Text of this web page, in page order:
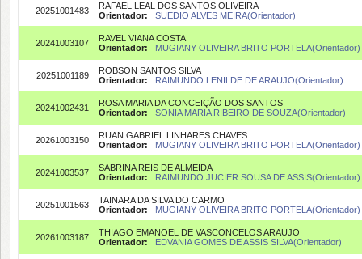
20251001483
RAFAEL LEAL DOS SANTOS OLIVEIRA
Orientador:
SUEDIO ALVES MEIRA(Orientador)
20241003107
RAVEL VIANA COSTA
Orientador:
MUGIANY OLIVEIRA BRITO PORTELA(Orientador)
20251001189
ROBSON SANTOS SILVA
Orientador:
RAIMUNDO LENILDE DE ARAUJO(Orientador)
20241002431
ROSA MARIA DA CONCEIÇÃO DOS SANTOS
Orientador:
SONIA MARIA RIBEIRO DE SOUZA(Orientador)
20261003150
RUAN GABRIEL LINHARES CHAVES
Orientador:
MUGIANY OLIVEIRA BRITO PORTELA(Orientador)
20241003537
SABRINA REIS DE ALMEIDA
Orientador:
RAIMUNDO JUCIER SOUSA DE ASSIS(Orientador)
20251001563
TAINARA DA SILVA DO CARMO
Orientador:
MUGIANY OLIVEIRA BRITO PORTELA(Orientador)
20261003187
THIAGO EMANOEL DE VASCONCELOS ARAUJO
Orientador:
EDVANIA GOMES DE ASSIS SILVA(Orientador)